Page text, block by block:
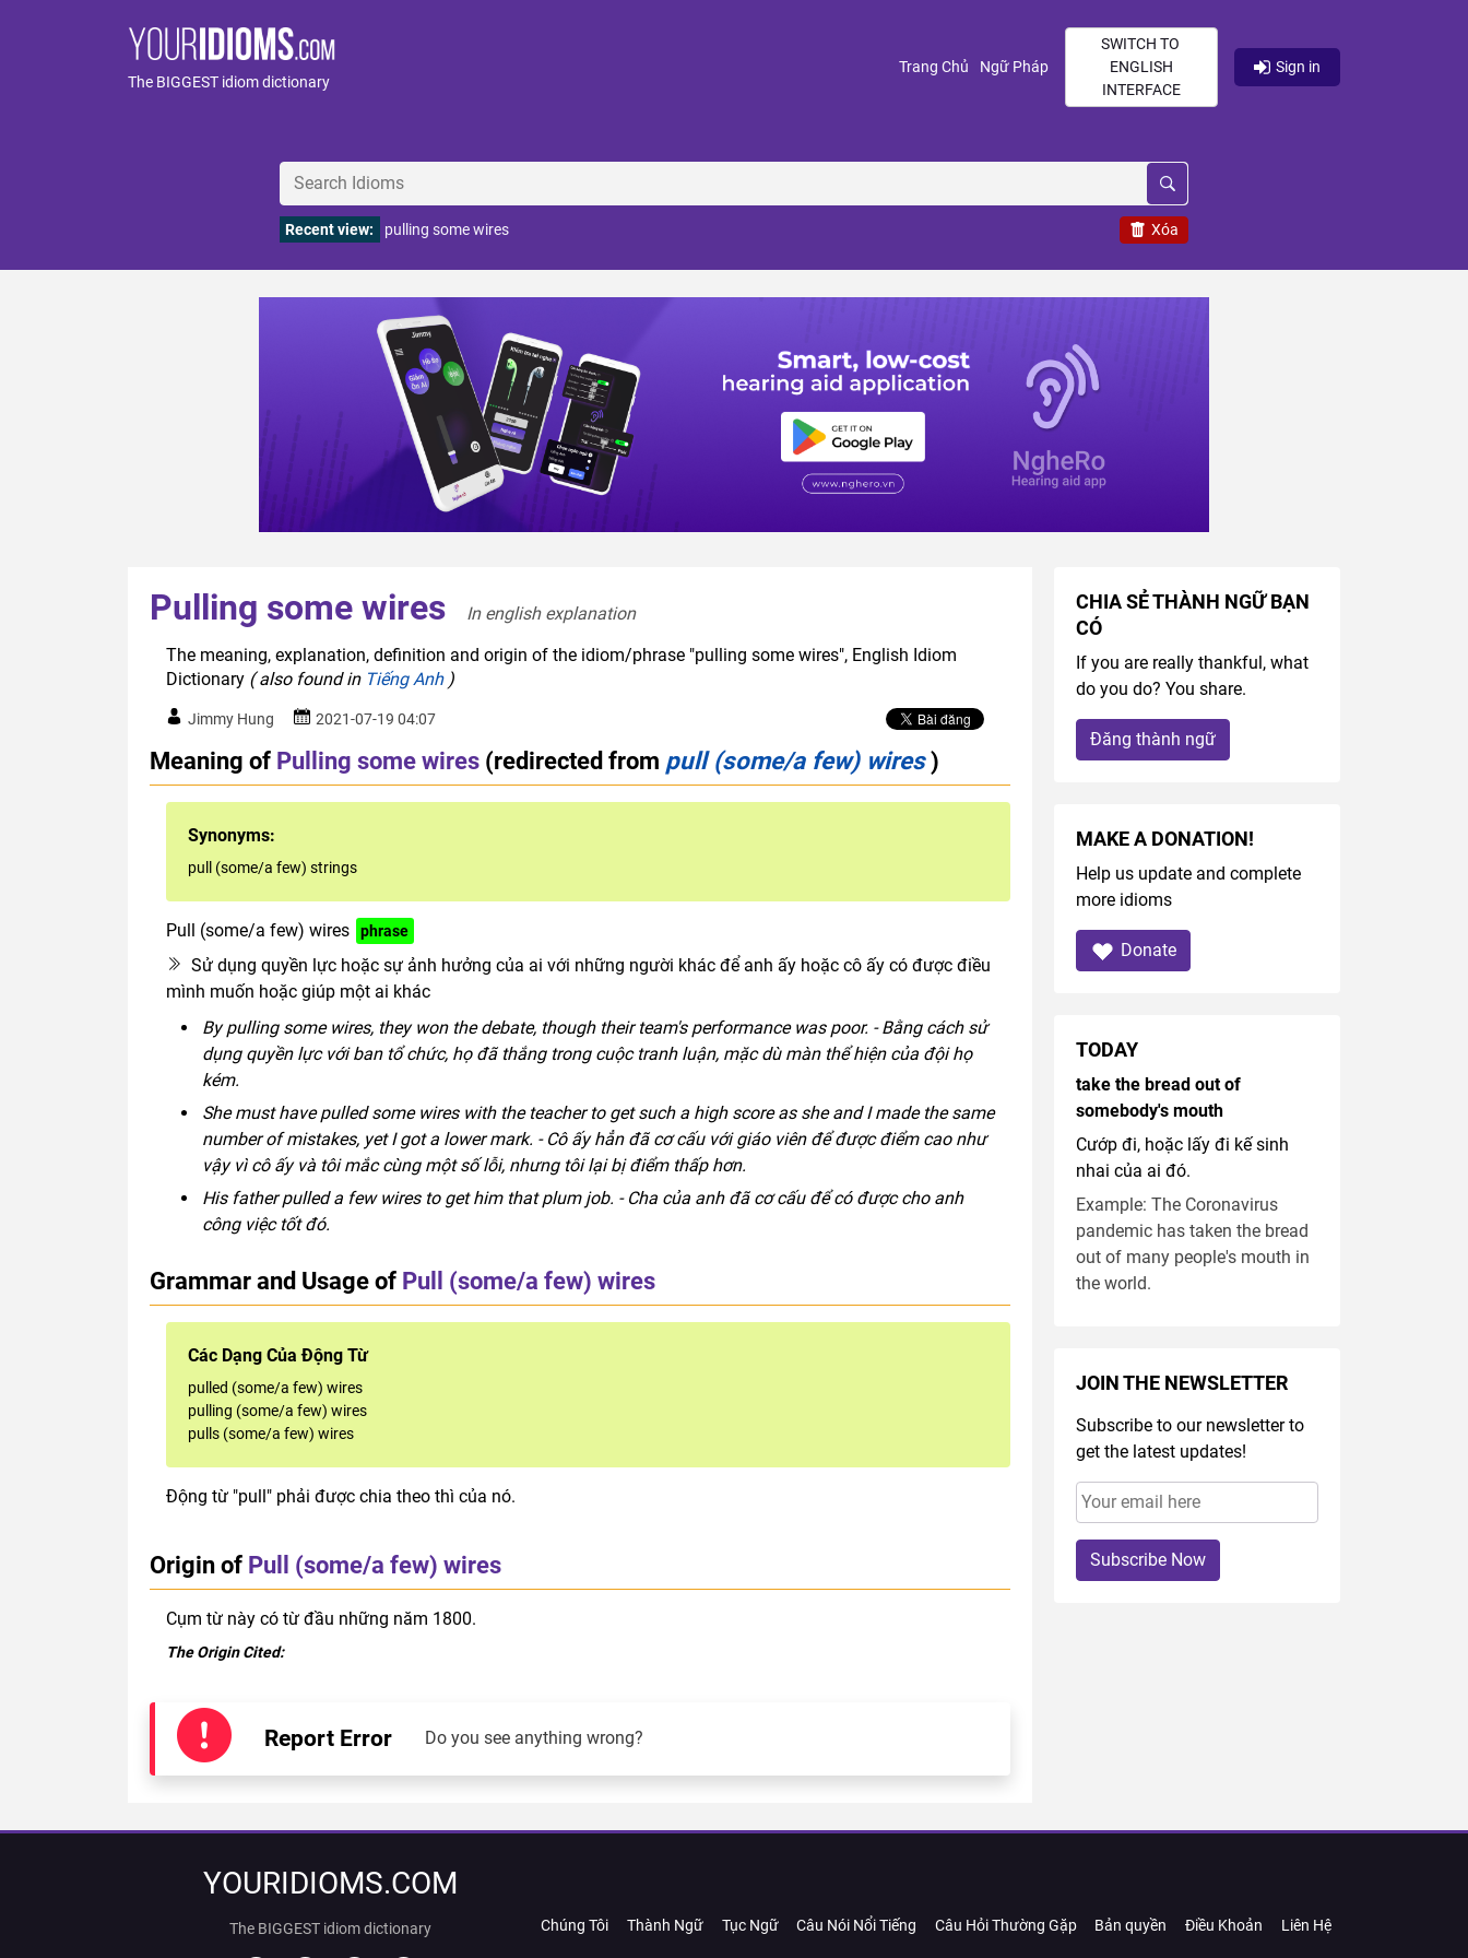
The BIGGEST idiom dictionary
Trang Chủ (current)
Ngữ Pháp(current)
SWITCH TO
ENGLISH
INTERFACE
Sign in
Xóa
Recent view: pulling some wires
Pulling some wires
In english explanation
The meaning, explanation, definition and origin of the idiom/phrase "pulling some wires", English Idiom
Dictionary ( also found in Tiếng Anh)
Jimmy Hung 2021-07-19 04:07
Meaning of Pulling some wires (redirected from pull (some/a few) wires)
Synonyms:
pull (some/a few) strings
Pull (some/a few) wires phrase
Sử dụng quyền lực hoặc sự ảnh hưởng của ai với những người khác để anh ấy hoặc cô ấy có được điều
mình muốn hoặc giúp một ai khác
By pulling some wires, they won the debate, though their team's performance was poor. - Bằng cách sử
dụng quyền lực với ban tổ chức, họ đã thắng trong cuộc tranh luận, mặc dù màn thể hiện của đội họ
kém.
She must have pulled some wires with the teacher to get such a high score as she and I made the same
number of mistakes, yet I got a lower mark. - Cô ấy hẳn đã cơ cấu với giáo viên để được điểm cao như
vậy vì cô ấy và tôi mắc cùng một số lỗi, nhưng tôi lại bị điểm thấp hơn.
His father pulled a few wires to get him that plum job. - Cha của anh đã cơ cấu để có được cho anh
công việc tốt đó.
Grammar and Usage of Pull (some/a few) wires
Các Dạng Của Động Từ
pulled (some/a few) wires
pulling (some/a few) wires
pulls (some/a few) wires
Động từ "pull" phải được chia theo thì của nó.
Origin of Pull (some/a few) wires
Cụm từ này có từ đầu những năm 1800.
The Origin Cited:
Report Error Do you see anything wrong?
CHIA SẺ THÀNH NGỮ BẠN
CÓ
If you are really thankful, what
do you do? You share.
Đăng thành ngữ
MAKE A DONATION!
Help us update and complete
more idioms
Donate
TODAY
take the bread out of
somebody's mouth
Cướp đi, hoặc lấy đi kế sinh
nhai của ai đó.
Example: The Coronavirus
pandemic has taken the bread
out of many people's mouth in
the world.
JOIN THE NEWSLETTER
Subscribe to our newsletter to
get the latest updates!
Subscribe Now
YOURIDIOMS.COM
The BIGGEST idiom dictionary Chúng Tôi Thành Ngữ Tục Ngữ Câu Nói Nổi Tiếng Câu Hỏi Thường Gặp Bản quyền Điều Khoản Liên Hệ